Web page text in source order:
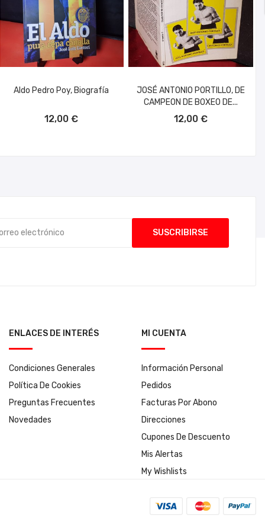
Aldo Pedro Poy, Biografía
12,00 €
JOSÉ ANTONIO PORTILLO, DE
CAMPEON DE BOXEO DE...
12,00 €
ENLACES DE INTERÉS
Condiciones Generales
Política De Cookies
Preguntas Frecuentes
Novedades
MI CUENTA
Información Personal
Pedidos
Facturas Por Abono
Direcciones
Cupones De Descuento
Mis Alertas
My Wishlists